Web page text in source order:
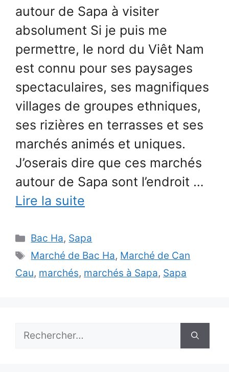
autour de Sapa à visiter
absolument Si je puis me
permettre, le nord du Viêt Nam
est connu pour ses paysages
spectaculaires, ses magnifiques
villages de groupes ethniques,
ses rizières en terrasses et ses
marchés animés et uniques.
J’oserais dire que ces marchés
autour de Sapa sont l’endroit …
Lire la suite
Catégories
Bac Ha, Sapa
Étiquettes
Marché de Bac Ha, Marché de Can
Cau, marchés, marchés à Sapa, Sapa
Rechercher :